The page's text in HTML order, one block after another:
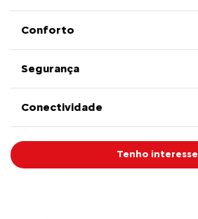
Conforto
Segurança
Conectividade
Tenho interesse